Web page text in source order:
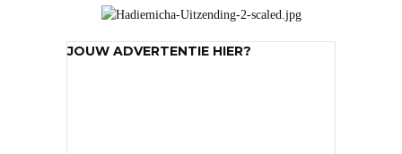
JOUW ADVERTENTIE HIER?